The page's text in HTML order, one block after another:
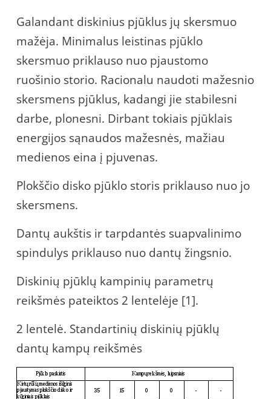
Galandant diskinius pjūklus jų skersmuo
mažėja. Minimalus leistinas pjūklo
skersmuo priklauso nuo pjaustomo
ruošinio storio. Racionalu naudoti mažesnio
skersmens pjūklus, kadangi jie stabilesni
darbe, plonesni. Dirbant tokiais pjūklais
energijos sąnaudos mažesnės, mažiau
medienos eina į pjuvenas.
Plokščio disko pjūklo storis priklauso nuo jo
skersmens.
Dantų aukštis ir tarpdantės suapvalinimo
spindulys priklauso nuo dantų žingsnio.
Diskinių pjūklų kampinių parametrų
reikšmės pateiktos 2 lentelėje [1].
2 lentelė. Standartinių diskinių pjūklų
dantų kampų reikšmės